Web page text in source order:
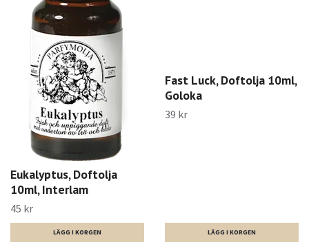
Eukalyptus, Doftolja
10ml, Interlam
45 kr
Fast Luck, Doftolja 10ml,
Goloka
39 kr